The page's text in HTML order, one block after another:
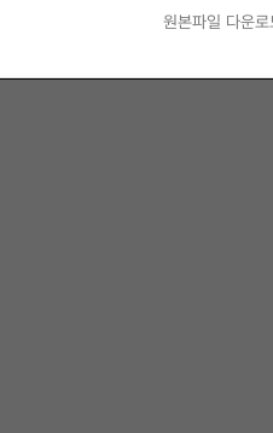
원본파일 다운